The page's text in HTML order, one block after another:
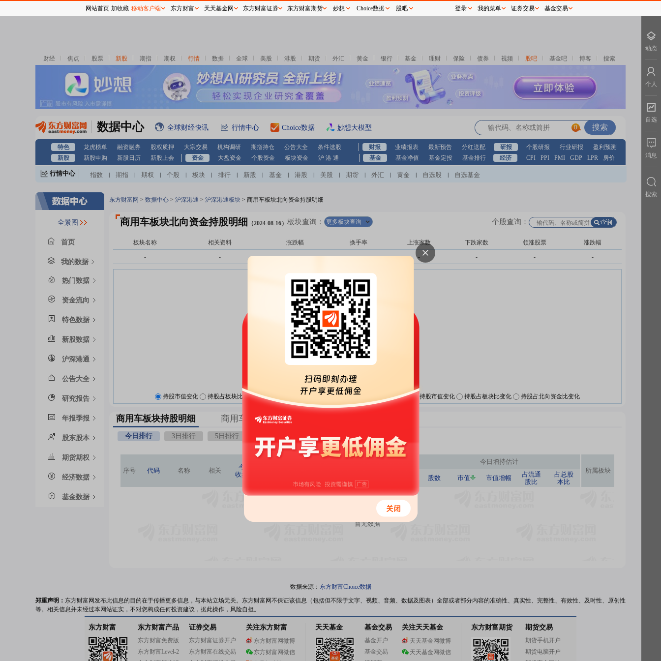
财经 焦点 股票 新股 期指 期权 行情 数据 全球 美股 港股 期货 外汇 黄金 银行 基金 理财 保险 债券 视频 股吧 基金吧 博客 搜索
数据中心 全球财经快讯 行情中心 Choice数据 妙想大模型 0
特色 龙虎榜单 融资融券 股权质押 大宗交易 机构调研 期指持仓 公告大全 条件选股 财报 业绩报表 最新预告 分红送配 研报 个股研报 行业研报
盈利预测
新股
新股申购 新股日历 新股上会 资金 大盘资金 个股资金 板块资金 沪 港 通 基金 基金净值 基金定投 基金排行 经济 CPI PPI PMI GDP LPR 房价
行情中心 指数 期指 期权 个股 板块 排行 新股 基金 港股 美股 期货 外汇 黄金 自选股 自选基金
全景图
首页
我的数据
热门数据
资金流向
特色数据
新股数据
沪深港通
公告大全
研究报告
年报季报
股东股本
期货期权
经济数据
基金数据
东方财富网 > 数据中心 > 沪深港通 > 沪深港通板块 > 商用车板块北向资金持股明细
商用车板块北向资金持股明细 （2024-08-16） 板块查询： 更多板块查询 个股查询：
板块名称 相关资料 涨跌幅 换手率 上涨家数 下跌家数 领涨股票 涨跌幅
- - - - - - - -
持股市值变化 持股占板块比变化 持股占北向资金比变化 持股市值变化 持股占板块比变化 持股占北向资金比变化
商用车板块持股明细 商用车板块持股历史
今日排行 3日排行 5日排行 10日排行 月排行 季排行 年排行
序号 代码 名称 相关
今日
收盘价
今日 增持估计
所属板块
股比
股数 市值 市值增幅
占流通
股比
占总股
本比
暂无数据
数据来源： 东方财富Choice数据
郑重声明： 东方财富网发布此信息的目的在于传播更多信息，与本站立场无关。东方财富网不保证该信息（包括但不限于文字、视频、音频、数据及图表）全部或者部分内容的准确性、真实性、完整性、有效性、及时性、原创性
等。相关信息并未经过本网站证实，不对您构成任何投资建议，据此操作，风险自担。
东方财富 东方财富产品
东方财富免费版
东方财富Level-2
证券交易
东方财富证券开户
东方财富在线交易
关注东方财富
东方财富网微博
东方财富网微信
天天基金 基金交易
基金开户
基金交易
关注天天基金
天天基金网微博
天天基金网微信
东方财富期货 期货交易
期货手机开户
期货电脑开户
网站首页 加收藏 移动客户端 东方财富 天天基金网 东方财富证券 东方财富期货 妙想 Choice数据 股吧 登录 我的菜单 证券交易 基金交易
动态
个人
自选
消息
搜索